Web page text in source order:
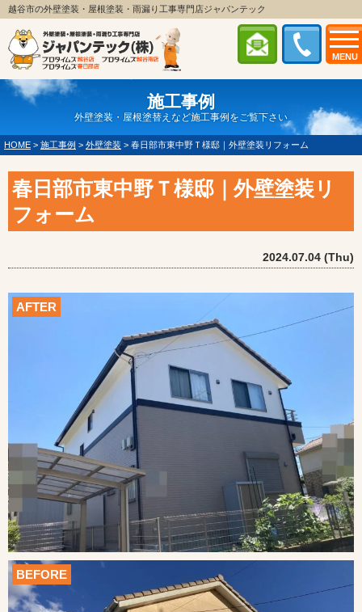
MENU
越谷市の外壁塗装・屋根塗装・雨漏り工事専門店ジャパンテック
施工事例
外壁塗装・屋根塗替えなど施工事例をご覧下さい
HOME > 施工事例 > 外壁塗装 > 春日部市東中野Ｔ様邸｜外壁塗装リフォーム
春日部市東中野Ｔ様邸｜外壁塗装リ
フォーム
2024.07.04 (Thu)
AFTER
BEFORE